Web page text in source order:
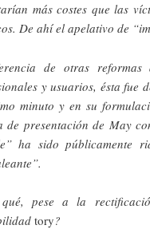
más costes que las
De ahí el apelativo de
de otras reformas
y usuarios, ésta fue
minuto y en su
de presentación de May
ha sido públicamente
qué, pese a la
tory?